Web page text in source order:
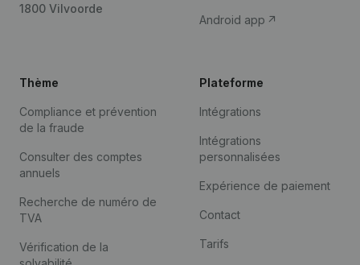
1800 Vilvoorde
Android app
Thème
Compliance et prévention
de la fraude
Consulter des comptes
annuels
Recherche de numéro de
TVA
Vérification de la
Plateforme
Intégrations
Intégrations
personnalisées
Expérience de paiement
Contact
Tarifs